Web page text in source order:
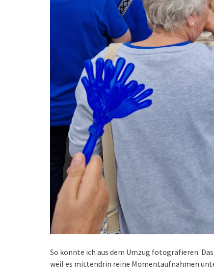
So konnte ich aus dem Umzug fotografieren.
weil es mittendrin reine Momentaufnahmen